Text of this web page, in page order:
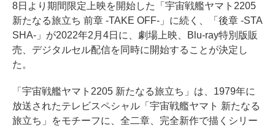
8日より期間限定上映を開始した「宇宙戦艦ヤマト2205
新たなる旅立ち 前章 -TAKE OFF-」に続く、「後章 -STA
SHA-」が2022年2月4日に、劇場上映、Blu-ray特別版販
売、デジタルセル配信を同時に開始することが決定し
た。
「宇宙戦艦ヤマト2205 新たなる旅立ち」は、1979年に
放送されたテレビスペシャル「宇宙戦艦ヤマト 新たなる
旅立ち」をモチーフに、全二章、完全新作で描くシリー